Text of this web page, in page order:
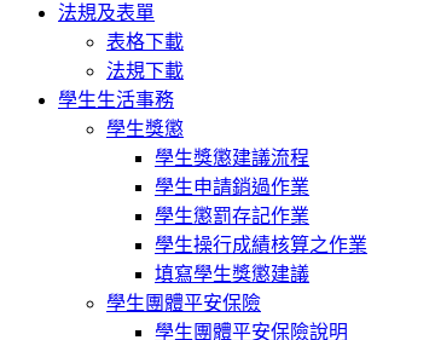
法規及表單
表格下載
法規下載
學生生活事務
學生獎懲
學生獎懲建議流程
學生申請銷過作業
學生懲罰存記作業
學生操行成績核算之作業
填寫學生獎懲建議
學生團體平安保險
學生團體平安保險說明